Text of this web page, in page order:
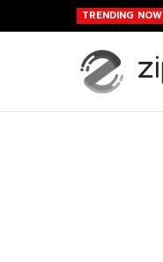
TRENDING NOW